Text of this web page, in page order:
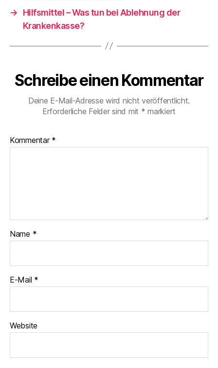
→
Hilfsmittel – Was tun bei Ablehnung der
Krankenkasse?
Schreibe einen Kommentar
Deine E-Mail-Adresse wird nicht veröffentlicht.
Erforderliche Felder sind mit * markiert
Kommentar *
Name *
E-Mail *
Website